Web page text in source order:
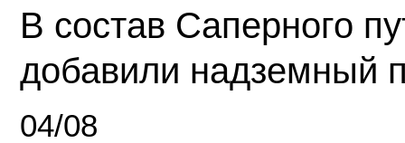
В состав Саперного
добавили надземный
04/08